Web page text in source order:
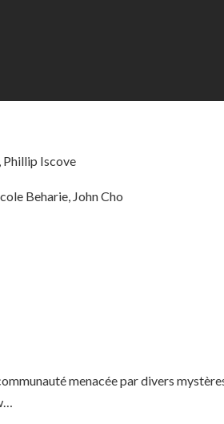
Iscove
Beharie, John Cho
menacée par divers